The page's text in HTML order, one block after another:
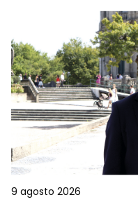
9 agosto 2026